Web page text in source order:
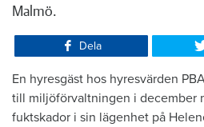
Malmö.
Dela
En hyresgäst hos hyresvärden
till miljöförvaltningen i december
fuktskador i sin lägenhet på